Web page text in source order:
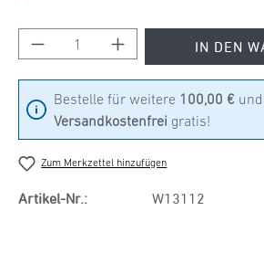
Produkt Anzahl: Gib den
IN DEN
Bestelle für weitere 100,00 €
Versandkostenfrei gratis!
Zum Merkzettel hinzufügen
Artikel-Nr.: W13112